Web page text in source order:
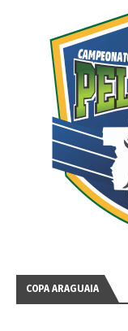
COPA ARAGUAIA